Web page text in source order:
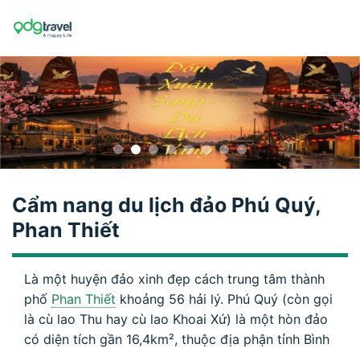
Cẩm nang du lịch đảo Phú Quý,
Phan Thiết
Là một huyện đảo xinh đẹp cách trung tâm thành
phố Phan Thiết khoảng 56 hải lý. Phú Quý (còn gọi
là cù lao Thu hay cù lao Khoai Xứ) là một hòn đảo
có diện tích gần 16,4km², thuộc địa phận tỉnh Bình